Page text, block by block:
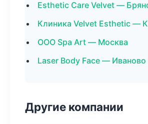
Esthetic Care Velvet —
Клиника Velvet Esthetic —
ООО Spa Art — Москва
Laser Body Face — Иваново
Другие компании